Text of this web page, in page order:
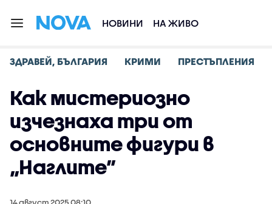
НОВИНИ НА ЖИВО
ЗДРАВЕЙ, БЪЛГАРИЯ КРИМИ ПРЕСТЪПЛЕНИЯ
Как мистериозно
изчезнаха три от
основните фигури в
„Наглите”